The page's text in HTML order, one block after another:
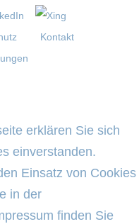
Kontakt
erklären Sie sich
einverstanden.
Einsatz von Cookies
in der
finden Sie